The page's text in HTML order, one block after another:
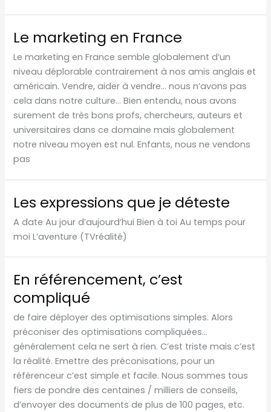
Le marketing en France
Le marketing en France semble globalement d’un
niveau déplorable contrairement à nos amis anglais et
américain. Vendre, aider à vendre… nous n’avons pas
cela dans notre culture… Bien entendu, nous avons
surement de très bons profs, chercheurs, auteurs et
universitaires dans ce domaine mais globalement
notre niveau moyen est nul. Enfants, nous ne vendons
pas
Les expressions que je déteste
A date Au jour d’aujourd’hui Bien à toi Au temps pour
moi L’aventure (TVréalité)
En référencement, c’est
compliqué
de faire déployer des optimisations simples. Alors
préconiser des optimisations compliquées…
généralement cela ne sert à rien. C’est triste mais c’est
la réalité. Emettre des préconisations, pour un
référenceur c’est simple et facile. Nous sommes tous
fiers de pondre des centaines / milliers de conseils,
d’envoyer des documents de plus de 100 pages, etc.